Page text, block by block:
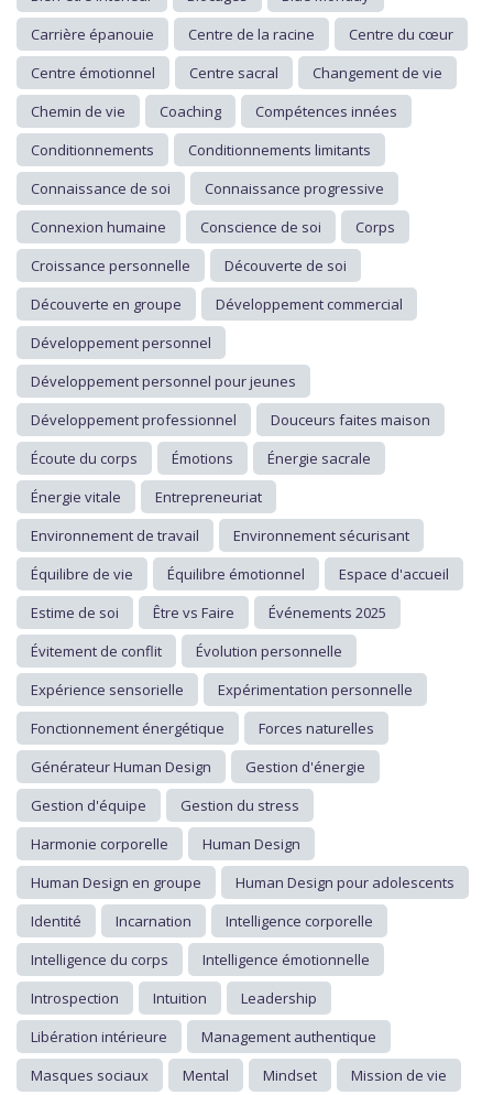
Carrière épanouie
Centre de la racine
Centre du cœur
Centre émotionnel
Centre sacral
Changement de vie
Chemin de vie
Coaching
Compétences innées
Conditionnements
Conditionnements limitants
Connaissance de soi
Connaissance progressive
Connexion humaine
Conscience de soi
Corps
Croissance personnelle
Découverte de soi
Découverte en groupe
Développement commercial
Développement personnel
Développement personnel pour jeunes
Développement professionnel
Douceurs faites maison
Écoute du corps
Émotions
Énergie sacrale
Énergie vitale
Entrepreneuriat
Environnement de travail
Environnement sécurisant
Équilibre de vie
Équilibre émotionnel
Espace d'accueil
Estime de soi
Être vs Faire
Événements 2025
Évitement de conflit
Évolution personnelle
Expérience sensorielle
Expérimentation personnelle
Fonctionnement énergétique
Forces naturelles
Générateur Human Design
Gestion d'énergie
Gestion d'équipe
Gestion du stress
Harmonie corporelle
Human Design
Human Design en groupe
Human Design pour adolescents
Identité
Incarnation
Intelligence corporelle
Intelligence du corps
Intelligence émotionnelle
Introspection
Intuition
Leadership
Libération intérieure
Management authentique
Masques sociaux
Mental Mindset
Mission de vie